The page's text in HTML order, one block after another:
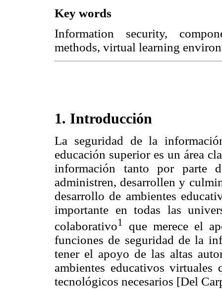
Key words
Information security,
methods, virtual learning
1. Introducción
La seguridad de la
educación superior es un área
información tanto por parte
administren, desarrollen y
desarrollo de ambientes
importante en todas las
colaborativo1
que merece el
funciones de seguridad de la
tener el apoyo de las altas
ambientes educativos virtuales
tecnológicos necesarios [Del